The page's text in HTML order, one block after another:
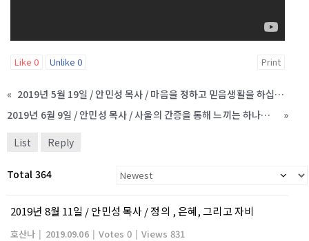
Like 0 Unlike0 Print
«
2019년 5월 19일 / 안민성 목사 / 마음을 정하고 믿음생활을 하십시오
2019년 6월 9일 / 안민성 목사 / 사울의 간증을 통해 느끼는 하나님의 은혜
»
List
Reply
Total 364
2019년 8월 11일 / 안민성 목사 / 정의 , 은혜, 그리고 자비
호산나 | 2019.09.06 | Votes 0 | Views 831